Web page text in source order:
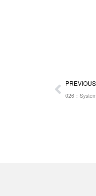
Prev
PREVIOUS
026：